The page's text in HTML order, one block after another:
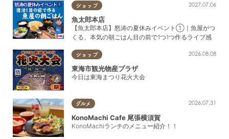
ショップ 2027.07.06
魚太郎本店
【魚太郎本店】怒涛の夏休みイベント①｜魚屋がつ
くる、本気の朝ごはん目の前で1つ1つ作るライブ感
ショップ 2026.08.08
東海市観光物産プラザ
今日は東海まつり花火大会
グルメ 2026.07.31
KonoMachi Cafe 尾張横須賀
KonoMachiランチのメニュー紹介！！